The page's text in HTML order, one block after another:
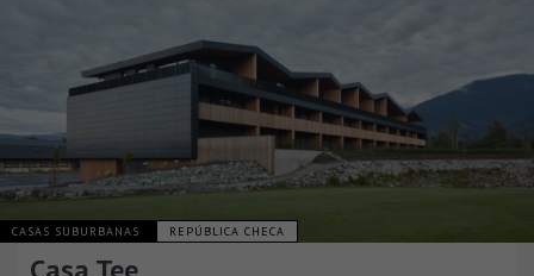
CASAS SUBURBANAS REPÚBLICA CHECA